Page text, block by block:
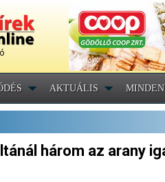
AKTUÁLIS
három az arany